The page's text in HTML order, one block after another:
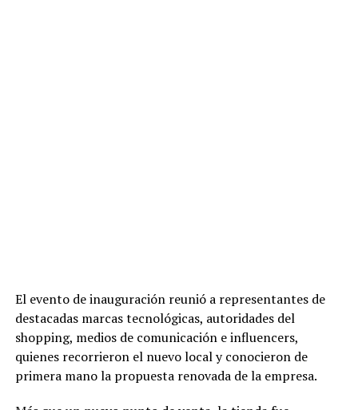
El evento de inauguración reunió a representantes de
destacadas marcas tecnológicas, autoridades del
shopping, medios de comunicación e influencers,
quienes recorrieron el nuevo local y conocieron de
primera mano la propuesta renovada de la empresa.